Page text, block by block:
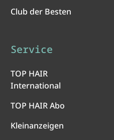
Club der Besten
Service
TOP HAIR
International
TOP HAIR Abo
Kleinanzeigen